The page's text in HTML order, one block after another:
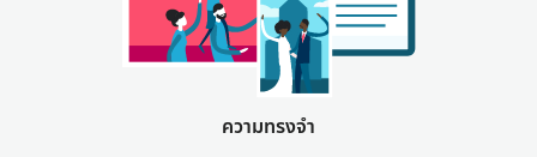
ความทรงจำ